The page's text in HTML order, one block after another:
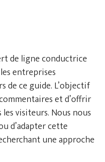
de ligne conductrice
entreprises
de ce guide. L’objectif
et d’offrir
visiteurs. Nous nous
d’adapter cette
une approche